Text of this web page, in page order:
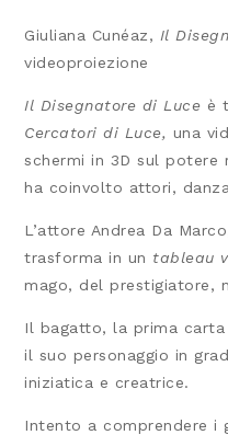
Giuliana Cunéaz, Il
videoproiezione
Il Disegnatore di Luce è
Cercatori di Luce, una
schermi in 3D sul potere
ha coinvolto attori,
L’attore Andrea Da
trasforma in un tableau
mago, del prestigiatore,
Il bagatto, la prima
il suo personaggio in
iniziatica e creatrice.
Intento a comprendere i